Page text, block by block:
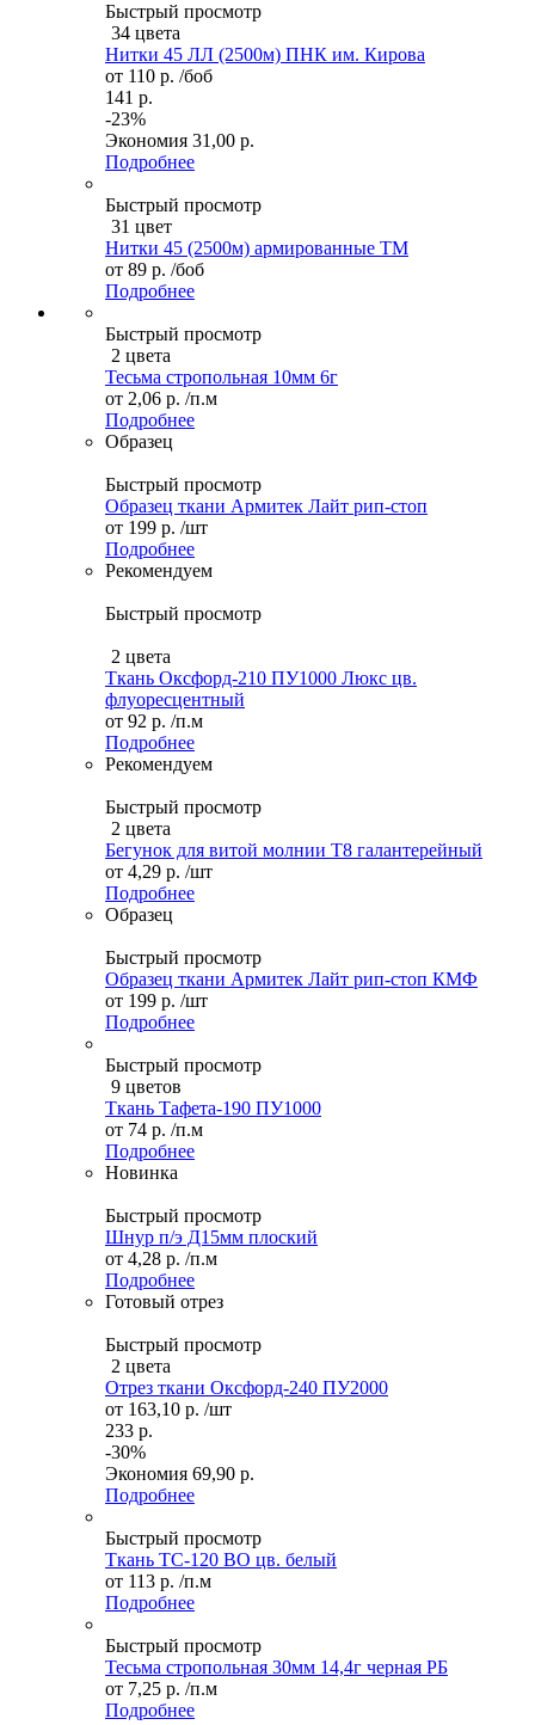
Быстрый просмотр
34 цвета
Нитки 45 ЛЛ (2500м) ПНК им. Кирова
от 110 р. /боб
141 р.
-23%
Экономия 31,00 р.
Подробнее
Быстрый просмотр
31 цвет
Нитки 45 (2500м) армированные ТМ
от 89 р. /боб
Подробнее
Быстрый просмотр
2 цвета
Тесьма стропольная 10мм 6г
от 2,06 р. /п.м
Подробнее
Образец
Быстрый просмотр
Образец ткани Армитек Лайт рип-стоп
от 199 р. /шт
Подробнее
Рекомендуем
Быстрый просмотр
2 цвета
Ткань Оксфорд-210 ПУ1000 Люкс цв.
флуоресцентный
от 92 р. /п.м
Подробнее
Рекомендуем
Быстрый просмотр
2 цвета
Бегунок для витой молнии Т8 галантерейный
от 4,29 р. /шт
Подробнее
Образец
Быстрый просмотр
Образец ткани Армитек Лайт рип-стоп КМФ
от 199 р. /шт
Подробнее
Быстрый просмотр
9 цветов
Ткань Тафета-190 ПУ1000
от 74 р. /п.м
Подробнее
Новинка
Быстрый просмотр
Шнур п/э Д15мм плоский
от 4,28 р. /п.м
Подробнее
Готовый отрез
Быстрый просмотр
2 цвета
Отрез ткани Оксфорд-240 ПУ2000
от 163,10 р. /шт
233 р.
-30%
Экономия 69,90 р.
Подробнее
Быстрый просмотр
Ткань ТС-120 ВО цв. белый
от 113 р. /п.м
Подробнее
Быстрый просмотр
Тесьма стропольная 30мм 14,4г черная РБ
от 7,25 р. /п.м
Подробнее